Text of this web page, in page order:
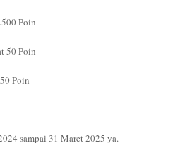
Poin
50 Poin
Poin
sampai 31 Maret 2025 ya.